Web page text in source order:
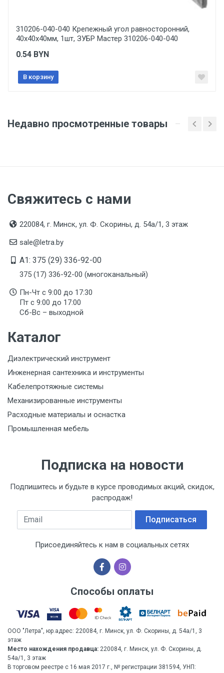
Указан на упаковке / в паспорте товара
Товар соответствует требованиям технических
сертификата/декларации соответствия содержатся
в сопроводительной документации к товару и
310206-040-040 Крепежный угол равносторонний,
40х40х40мм, 1шт, ЗУБР Мастер 310206-040-040
0.54 BYN
В корзину
Недавно просмотренные товары
Свяжитесь с нами
220084, г. Минск, ул. Ф. Скорины, д. 54а/1, 3 этаж
sale@letra.by
A1: 375 (29) 336-92-00
375 (17) 336-92-00 (многоканальный)
Пн-Чт с 9:00 до 17:30
Пт с 9:00 до 17:00
Сб-Вс – выходной
Каталог
Диэлектрический инструмент
Инженерная сантехника и инструменты
Кабелепротяжные системы
Механизированные инструменты
Расходные материалы и оснастка
Промышленная мебель
Подписка на новости
Подпишитесь и будьте в курсе проводимых акций, скидок,
распродаж!
Email Подписаться
Присоединяйтесь к нам в социальных сетях
Способы оплаты
ООО "Летра", юр.адрес: 220084, г. Минск, ул. Ф. Скорины, д. 54а/1, 3
этаж
Место нахождения продавца: 220084, г. Минск, ул. Ф. Скорины, д.
54а/1, 3 этаж
В торговом реестре с 16 мая 2017 г., № регистрации 381594, УНП: